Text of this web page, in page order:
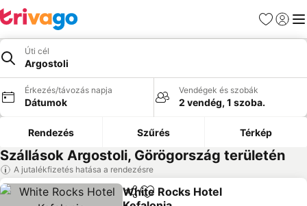
Kedvencek
Úti cél
Argostoli
Érkezés/távozás napja
Dátumok
Vendégek és szobák
2 vendég, 1 szoba.
Rendezés Szűrés Térkép
Szállások Argostoli, Görögország területén
A jutalékfizetés hatása a rendezésre
Megosztás
Hozzáadás a kedvencekhez
White Rocks Hotel